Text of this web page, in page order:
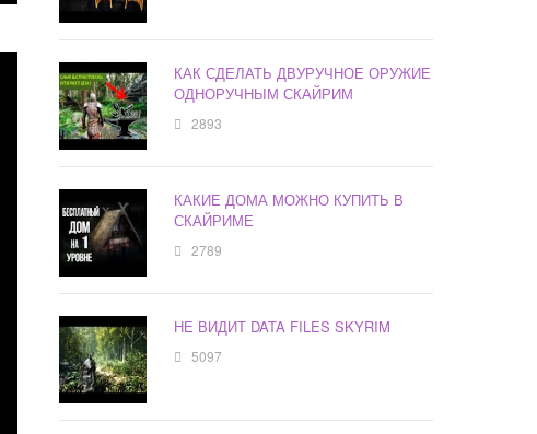
КАК СДЕЛАТЬ ДВУРУЧНОЕ ОРУЖИЕ
ОДНОРУЧНЫМ СКАЙРИМ
2893
КАКИЕ ДОМА МОЖНО КУПИТЬ В
СКАЙРИМЕ
2789
НЕ ВИДИТ DATA FILES SKYRIM
5097